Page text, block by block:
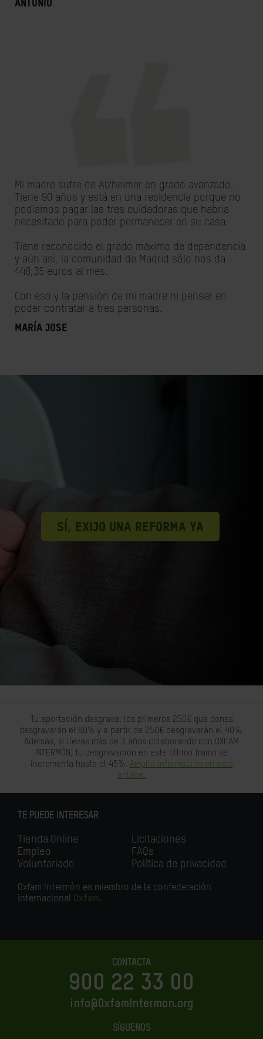
Mi madre sufre de Alzheimer en grado avanzado.
Tiene 90 años y está en una residencia porque no
podíamos pagar las tres cuidadoras que habría
necesitado para poder permanecer en su casa.
Tiene reconocido el grado máximo de dependencia
y aún así, la comunidad de Madrid sólo nos da
448,35 euros al mes.
Con eso y la pensión de mi madre ni pensar en
poder contratar a tres personas.
María Jose
SÍ, EXIJO UNA REFORMA YA
Tu aportación desgrava: los primeros 250€ que dones
desgravarán el 80% y a partir de 250€ desgravarán el 40%.
Además, si llevas más de 3 años colaborando con OXFAM
INTERMÓN, tu desgravación en este último tramo se
incrementa hasta el 45%. Amplia información en este
enlace.
TE PUEDE INTERESAR
Tienda Online
Empleo
Voluntariado
Licitaciones
FAQs
Política de privacidad
Oxfam Intermón es miembro de la confederación
internacional Oxfam.
CONTACTA
900 22 33 00
info@OxfamIntermon.org
SÍGUENOS